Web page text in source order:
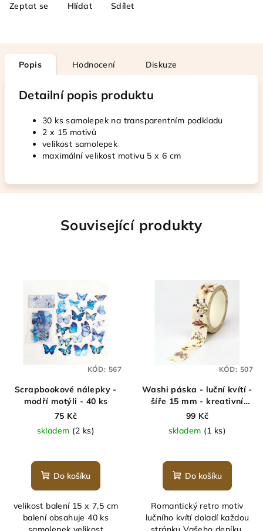
Zeptat se Hlídat Sdílet
Popis Hodnocení Diskuze
Detailní popis produktu
30 ks samolepek na transparentním podkladu
2 x 15 motivů
velikost samolepek
maximální velikost motivu 5 x 6 cm
Související produkty
Scrapbookové nálepky -
modří motýli - 40 ks
75 Kč
skladem (2 ks)
Do košíku
velikost balení 15 x 7,5 cm
balení obsahuje 40 ks
KÓD: 567
Washi páska - luční kvítí -
šíře 15 mm - kreativní
páska
99 Kč
skladem (1 ks)
Do košíku
Romantický retro motiv
lučního kvítí doladí každou
KÓD: 507